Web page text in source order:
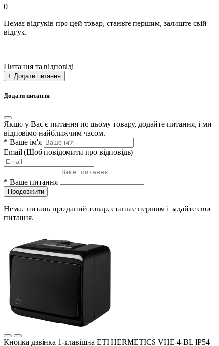
0
Немає відгуків про цей товар, станьте першим, залиште свій
відгук.
Питання та відповіді
+ Додати питання
Додати питання
Якщо у Вас є питання по цьому товару, додайте питання, і ми
відповімо найближчим часом.
* Ваше ім'я
Email (Щоб повідомити про відповідь)
* Ваше питання
Продовжити
Немає питань про даний товар, станьте першим і задайте своє
питання.
Кнопка дзвінка 1-клавішна ETI HERMETICS VHE-4-BL IP54